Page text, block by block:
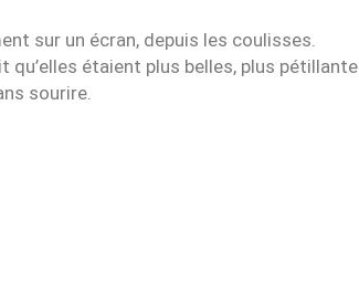
sur un écran, depuis les coulisses.
qu’elles étaient plus belles, plus
sourire.